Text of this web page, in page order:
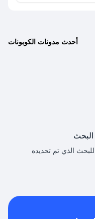
أحدث مدونات الكوبونات
البحث